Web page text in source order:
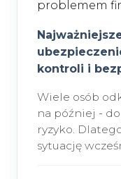
problemem
kontroli i
Wiele osób
na później -
ryzyko.
sytuację